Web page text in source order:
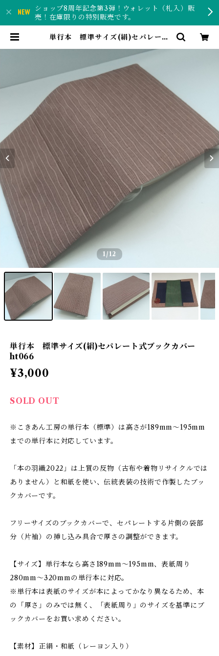
ショップ8周年記念第3弾！ウォレット（札入）販
売！在庫限りの特別販売です。
単行本 標準サイズ(絹)セパレート
工房ー反物と和紙で作る和風雑貨の
お店ー
1/12
単行本 標準サイズ(絹)セパレート式ブックカバー
ht066
¥3,000
SOLD OUT
※こきあん工房の単行本（標準）は高さが189mm～195mm
までの単行本に対応しています。
「本の羽織2022」は上質の反物（古布や着物リサイクルでは
ありません）と和紙を使い、伝統表装の技術で作製したブッ
クカバーです。
フリーサイズのブックカバーで、セパレートする片側の袋部
分（片袖）の挿し込み具合で厚さの調整ができます。
【サイズ】単行本なら高さ189mm～195mm、表紙周り
280mm～320mmの単行本に対応。
※単行本は表紙のサイズが本によってかなり異なるため、本
の「厚さ」のみでは無く、「表紙周り」のサイズを基準にブ
ックカバーをお買い求めください。
【素材】正絹・和紙（レーヨン入り）